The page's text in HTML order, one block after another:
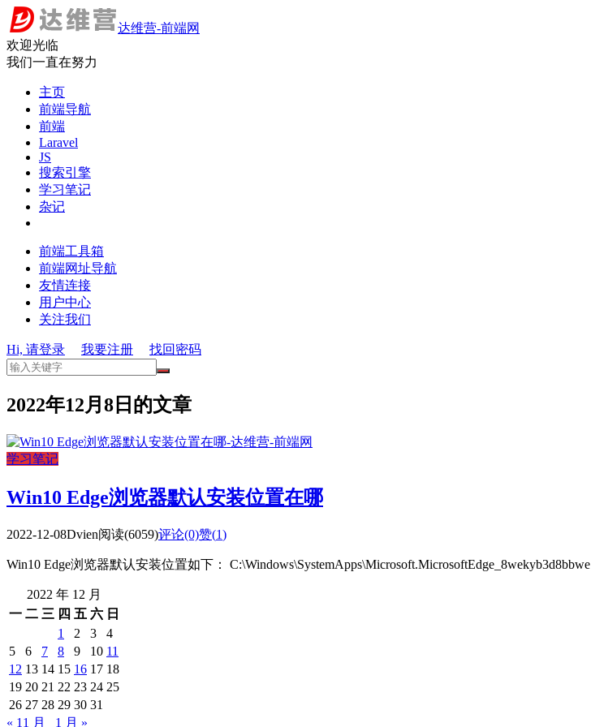
达维营-前端网
欢迎光临
我们一直在努力
主页
前端导航
前端
Laravel
JS
搜索引擎
学习笔记
杂记
前端工具箱
前端网址导航
友情连接
用户中心
关注我们
Hi, 请登录 我要注册 找回密码
2022年12月8日的文章
学习笔记
Win10 Edge浏览器默认安装位置在哪
2022-12-08Dvien阅读(6059)评论(0)赞(1)
Win10 Edge浏览器默认安装位置如下： C:\Windows\SystemApps\Microsoft.MicrosoftEdge_8wekyb3d8bbwe
2022 年 12 月
一 二 三 四 五 六 日
1
2 3
4
5
6 7 8 9 10 11
12 13 14 15 16 17 18
19 20 21 22 23 24 25
26 27 28 29 30 31
« 11 月
1 月 »